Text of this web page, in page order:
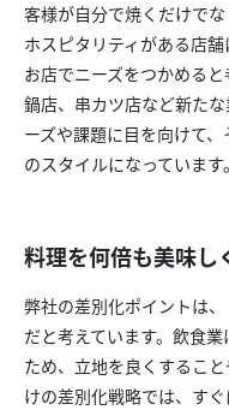
客様が自分で焼くだけで
ホスピタリティがある店
お店でニーズをつかめる
鍋店、串カツ店など新た
ーズや課題に目を向けて
のスタイルになっています。
料理を何倍も美味し
弊社の差別化ポイントは
だと考えています。飲食
ため、立地を良くするこ
けの差別化戦略では、す